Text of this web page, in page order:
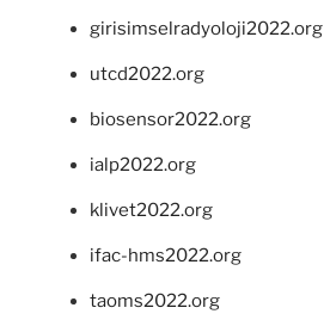
girisimselradyoloji2022.org
utcd2022.org
biosensor2022.org
ialp2022.org
klivet2022.org
ifac-hms2022.org
taoms2022.org